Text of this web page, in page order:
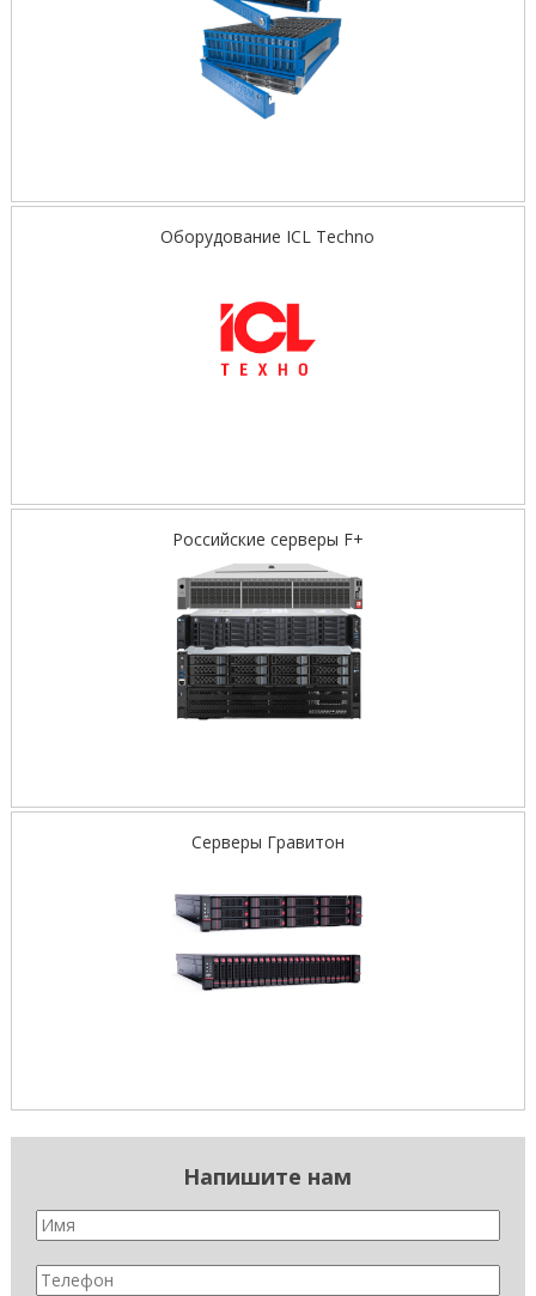
Оборудование ICL Techno
Российские серверы F+
Серверы Гравитон
Напишите нам